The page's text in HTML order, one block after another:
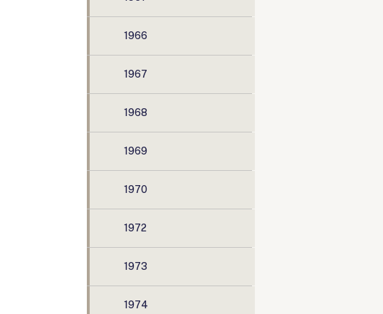
1966
1967
1968
1969
1970
1972
1973
1974